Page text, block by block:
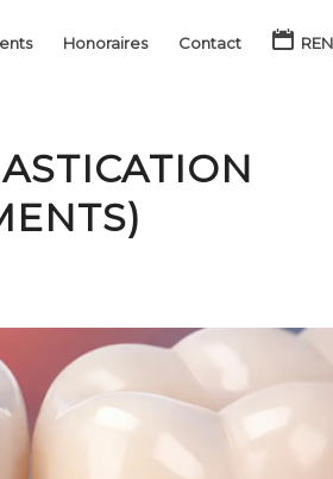
Honoraires Contact